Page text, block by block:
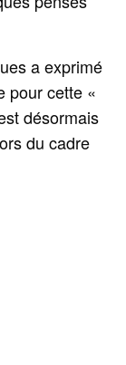
a exprimé
pour cette «
désormais
du cadre